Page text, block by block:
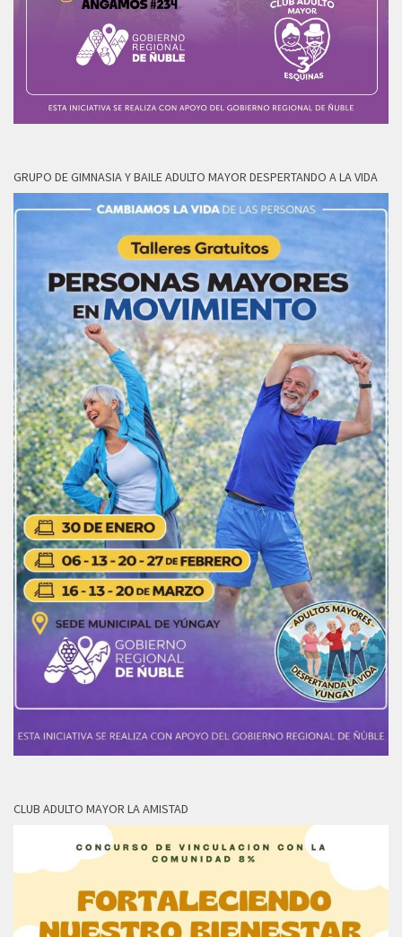
GRUPO DE GIMNASIA Y BAILE ADULTO MAYOR DESPERTANDO A LA VIDA
CLUB ADULTO MAYOR LA AMISTAD